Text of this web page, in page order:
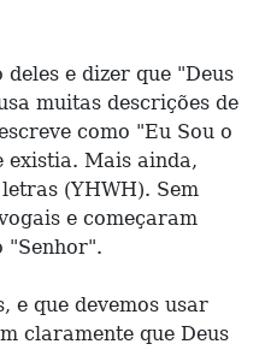
e dizer que "Deus
muitas descrições de
como "Eu Sou o
existia. Mais ainda,
(YHWH). Sem
e começaram
"Senhor".
e que devemos usar
claramente que Deus